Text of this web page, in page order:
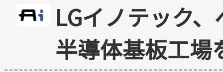
LGイノテック
半導体基板工場